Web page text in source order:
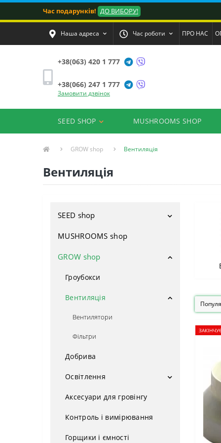
Час подарунків! ДО ВИБОРУ!
Наша адреса Час роботи ПРО НАС
+38(063) 420 1 777
+38(066) 247 1 777
Замовити дзвінок
SEED SHOP MUSHROOMS SHOP
GROW shop Вентиляція
Вентиляція
SEED shop
Насіння поштучно
Авто фем
Фемінізовані
Сатіва
ОПТОМ
Індика
Потужні сорти
Врожайні сорти
Для новачків
Низькорослі сорти
Медичні сорти
MUSHROOMS shop
GROW shop
Гроубокси
Вентиляція
Вентилятори
Фільтри
Добрива
Освітлення
LED Лампи
Натрієві лампи
Компоненти ДНаТ
Аксесуари для гровінгу
Контроль і вимірювання
Горщики і ємності